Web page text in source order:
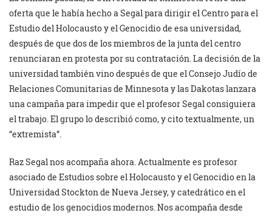
oferta que le había hecho a Segal para dirigir el Centro para el
Estudio del Holocausto y el Genocidio de esa universidad,
después de que dos de los miembros de la junta del centro
renunciaran en protesta por su contratación. La decisión de la
universidad también vino después de que el Consejo Judío de
Relaciones Comunitarias de Minnesota y las Dakotas lanzara
una campaña para impedir que el profesor Segal consiguiera
el trabajo. El grupo lo describió como, y cito textualmente, un
“extremista”.
Raz Segal nos acompaña ahora. Actualmente es profesor
asociado de Estudios sobre el Holocausto y el Genocidio en la
Universidad Stockton de Nueva Jersey, y catedrático en el
estudio de los genocidios modernos. Nos acompaña desde